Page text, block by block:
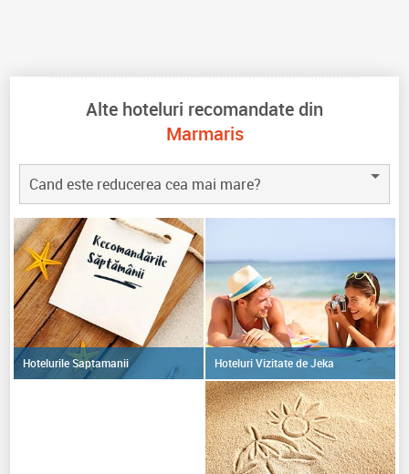
Alte hoteluri recomandate din
Marmaris
Cand este reducerea cea mai mare?
Hotelurile Saptamanii Hoteluri Vizitate de Jeka